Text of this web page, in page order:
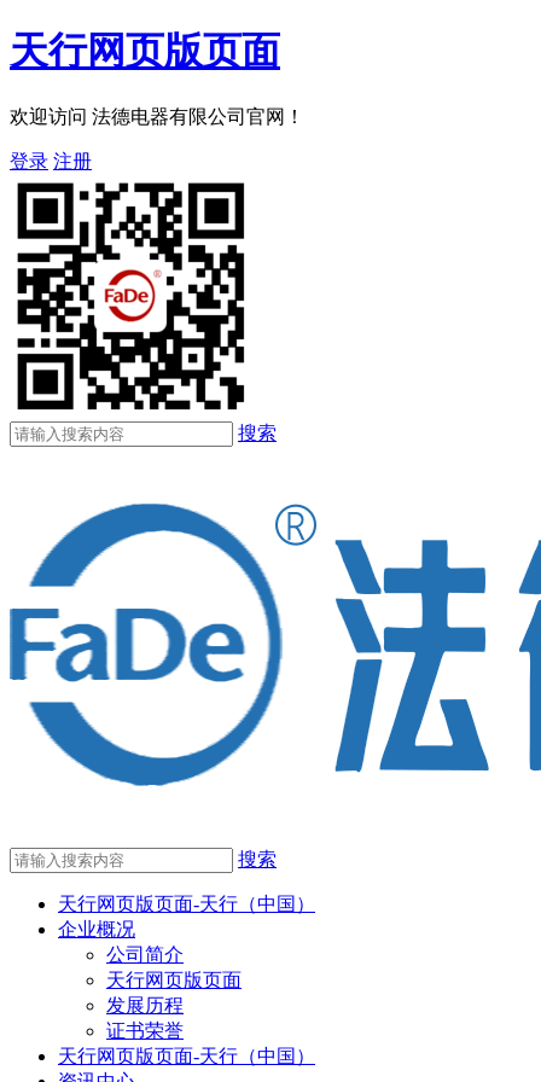
天行网页版页面
欢迎访问 法德电器有限公司官网！
登录 注册
搜索
搜索
天行网页版页面-天行（中国）
企业概况
公司简介
天行网页版页面
发展历程
证书荣誉
天行网页版页面-天行（中国）